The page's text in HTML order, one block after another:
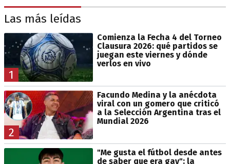
Las más leídas
1
Comienza la Fecha 4 del Torneo
Clausura 2026: qué partidos se
juegan este viernes y dónde
verlos en vivo
2
Facundo Medina y la anécdota
viral con un gomero que criticó
a la Selección Argentina tras el
Mundial 2026
"Me gusta el fútbol desde antes
de saber que era gay": la